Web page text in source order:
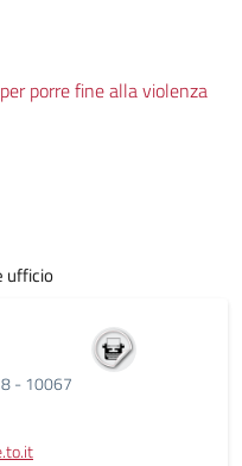
porre fine alla violenza
ufficio
- 10067